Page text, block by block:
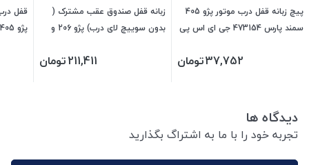
پیچ زبانه قفل درب موتور پژو 405
سمند پارس 473154 جی ای اس پی
37,752تومان
زبانه قفل صندوق عقب مشترک (
بدون سوییچ لای درب) پژو 206 و
211,411تومان
قفل
دیدگاه ها
تجربه خود را با ما به اشتراگ بگذارید